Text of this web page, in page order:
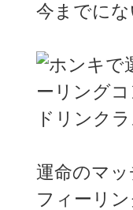
今までに
ドリンク
運命のマ
フィーリ